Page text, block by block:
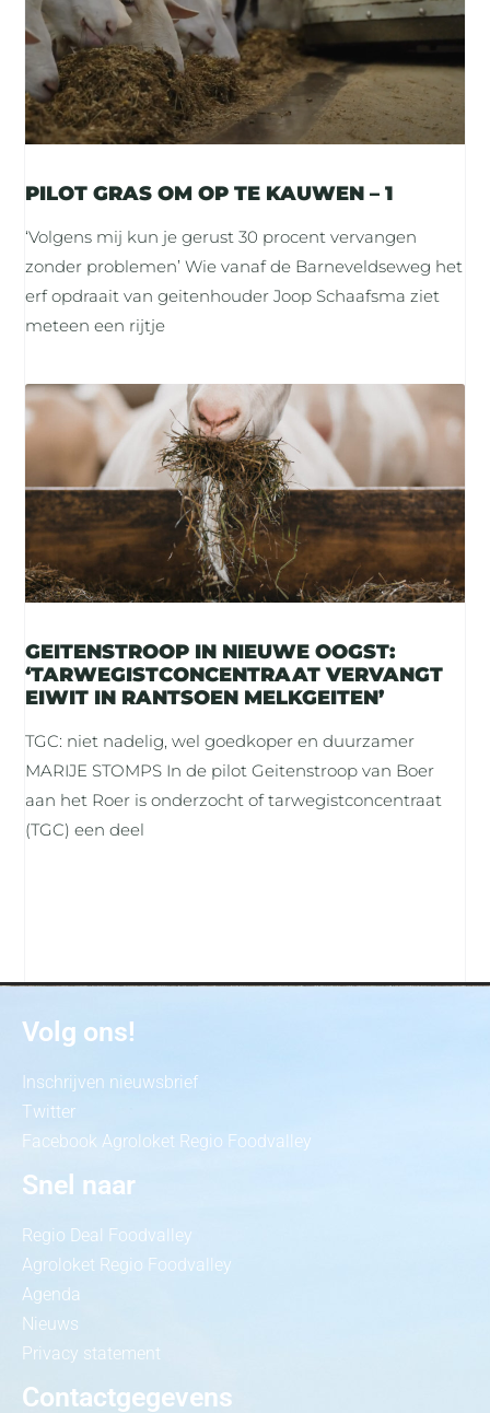
PILOT GRAS OM OP TE KAUWEN – 1
‘Volgens mij kun je gerust 30 procent vervangen
zonder problemen’ Wie vanaf de Barneveldseweg het
erf opdraait van geitenhouder Joop Schaafsma ziet
meteen een rijtje
GEITENSTROOP IN NIEUWE OOGST:
‘TARWEGISTCONCENTRAAT VERVANGT
EIWIT IN RANTSOEN MELKGEITEN’
TGC: niet nadelig, wel goedkoper en duurzamer
MARIJE STOMPS In de pilot Geitenstroop van Boer
aan het Roer is onderzocht of tarwegistconcentraat
(TGC) een deel
Volg ons!
Inschrijven nieuwsbrief
Twitter
Facebook Agroloket Regio Foodvalley
Snel naar
Regio Deal Foodvalley
Agroloket Regio Foodvalley
Agenda
Nieuws
Privacy statement
Contactgegevens